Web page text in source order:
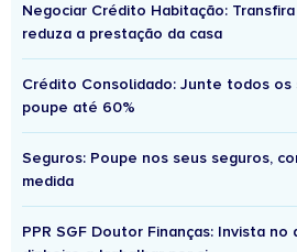
Negociar Crédito Habitação:
reduza a prestação da casa
Crédito Consolidado: Junte todos os
poupe até 60%
Seguros: Poupe nos seus seguros,
medida
PPR SGF Doutor Finanças: Invista no